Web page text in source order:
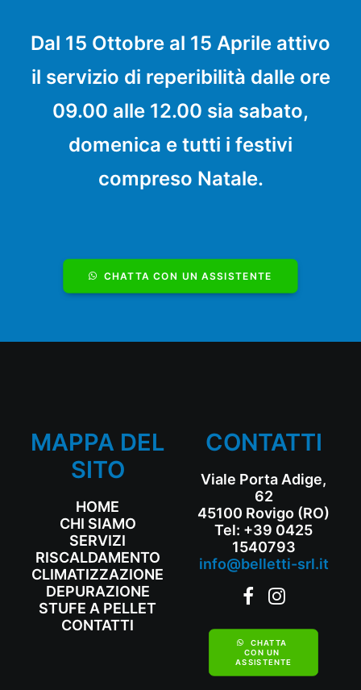
Dal 15 Ottobre al 15 Aprile attivo
il servizio di reperibilità dalle ore
09.00 alle 12.00 sia sabato,
domenica e tutti i festivi
compreso Natale.
CHATTA CON UN ASSISTENTE
MAPPA DEL
SITO
HOME
CHI SIAMO
SERVIZI
RISCALDAMENTO
CLIMATIZZAZIONE
DEPURAZIONE
STUFE A PELLET
CONTATTI
CONTATTI
Viale Porta Adige,
62
45100 Rovigo (RO)
Tel: +39 0425
1540793
info@belletti-srl.it
CHATTA
CON UN
ASSISTENTE